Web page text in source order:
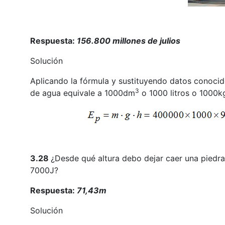
Respuesta: 156.800 millones de julios
Solución
Aplicando la fórmula y sustituyendo datos
de agua equivale a 1000dm3 o 1000 litros o
3.28 ¿Desde qué altura debo dejar caer una
7000J?
Respuesta: 71,43m
Solución